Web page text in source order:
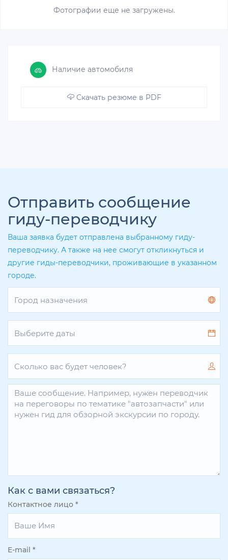
Фотографии еще не загружены.
Наличие автомобиля
Скачать резюме в PDF
Отправить сообщение
гиду-переводчику
Ваша заявка будет отправлена выбранному гиду-
переводчику. А также на нее смогут откликнуться и
другие гиды-переводчики, проживающие в указанном
городе.
Как с вами связаться?
Контактное лицо *
E-mail *